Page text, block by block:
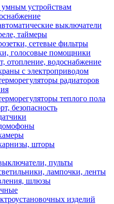
умным устройствам
выключатели
таймеры
сетевые фильтры
голосовые помощники
отопление, водоснабжение
с электроприводом
радиаторов
теплого пола
безопасность
шторы
пульты
лампочки, ленты
шлюзы
изделий